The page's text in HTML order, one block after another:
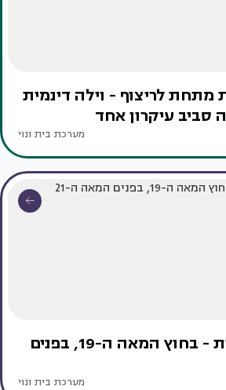
מתחת לריצוף - וילה דינמית
סביב עיקרון אחד
מערכת בית ונוי
עיצוב ושיפוץ בית - בחוץ המאה ה-19, בפנים
מערכת בית ונוי